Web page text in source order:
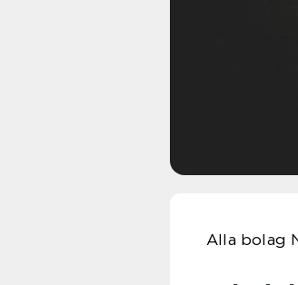
Alla bolag